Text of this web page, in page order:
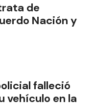
de
Nación y
falleció
vehículo en la